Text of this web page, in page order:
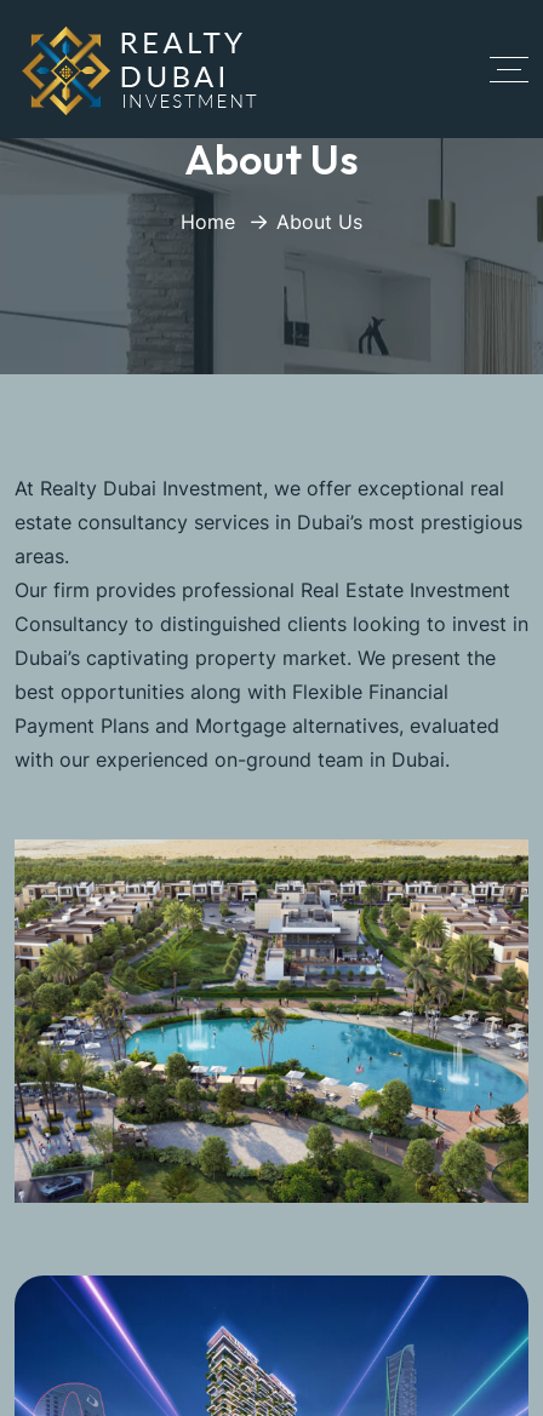
About Us
Home About Us
At Realty Dubai Investment, we offer exceptional real
estate consultancy services in Dubai’s most prestigious
areas.
Our firm provides professional Real Estate Investment
Consultancy to distinguished clients looking to invest in
Dubai’s captivating property market. We present the
best opportunities along with Flexible Financial
Payment Plans and Mortgage alternatives, evaluated
with our experienced on-ground team in Dubai.